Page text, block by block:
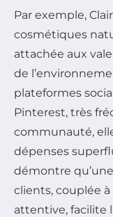
Par exemple,
cosmétiques
attachée aux
de
plateformes
Pinterest, très
communauté,
dépenses
démontre
clients, couplée
attentive, facilite